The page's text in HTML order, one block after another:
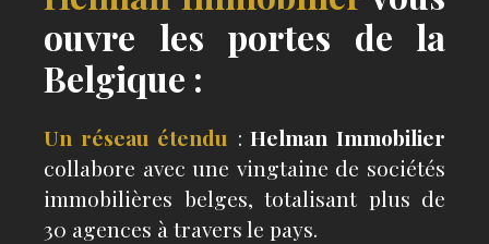
ouvre les portes de la
Belgique :
Un réseau étendu : Helman Immobilier
collabore avec une vingtaine de sociétés
immobilières belges, totalisant plus de
30 agences à travers le pays.